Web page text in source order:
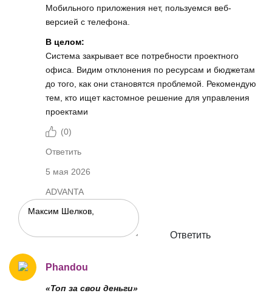
Мобильного приложения нет, пользуемся веб-
версией с телефона.
В целом:
Система закрывает все потребности проектного
офиса. Видим отклонения по ресурсам и бюджетам
до того, как они становятся проблемой. Рекомендую
тем, кто ищет кастомное решение для управления
проектами
(0)
Ответить
5 мая 2026
ADVANTA
Ответить
Phandou
«Топ за свои деньги»